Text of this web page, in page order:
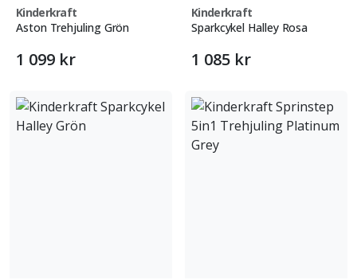
Kinderkraft
Aston Trehjuling Grön
1 099 kr
Kinderkraft
Sparkcykel Halley Rosa
1 085 kr